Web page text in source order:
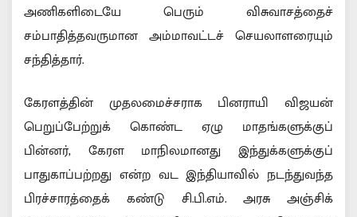
அணிகளிடையே பெரும் விசுவாசத்தைச்
சம்பாதித்தவருமான அம்மாவட்டச் செயலாளரையும்
சந்தித்தார்.
கேரளத்தின் முதலமைச்சராக பினராயி விஜயன்
பெறுப்பேற்றுக் கொண்ட ஏழு மாதங்களுக்குப்
பின்னர், கேரள மாநிலமானது இந்துக்களுக்குப்
பாதுகாப்பற்றது என்ற வட இந்தியாவில் நடந்துவந்த
பிரச்சாரத்தைக் கண்டு சி.பி.எம். அரசு அஞ்சிக்